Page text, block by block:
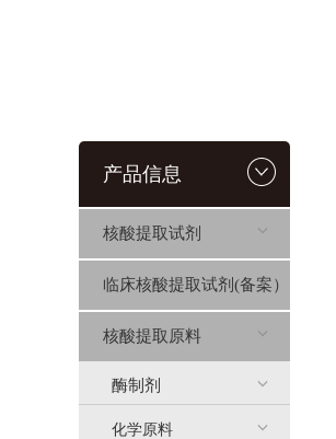
产品信息
核酸提取试剂
临床核酸提取试剂(备案）
核酸提取原料
酶制剂
化学原料